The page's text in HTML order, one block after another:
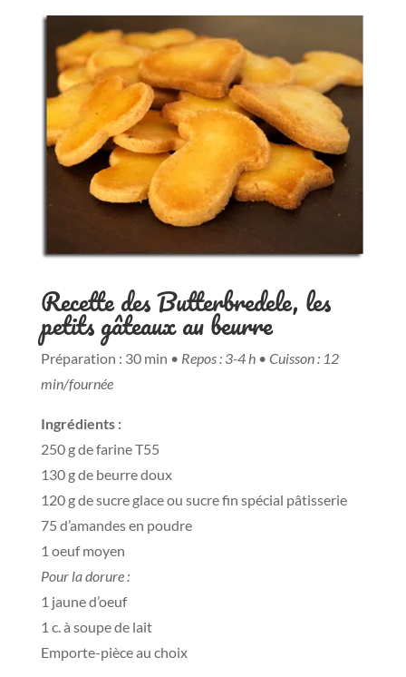
Recette des Butterbredele, les
petits gâteaux au beurre
Préparation : 30 min • Repos : 3-4 h• Cuisson : 12
min/fournée
Ingrédients :
250 g de farine T55
130 g de beurre doux
120 g de sucre glace ou sucre fin spécial pâtisserie
75 d’amandes en poudre
1 oeuf moyen
Pour la dorure :
1 jaune d’oeuf
1 c. à soupe de lait
Emporte-pièce au choix